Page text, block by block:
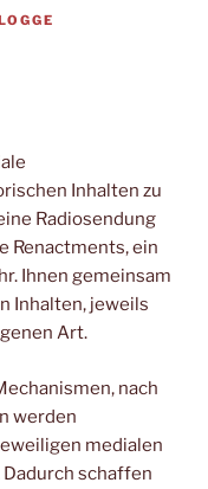
Inhalten zu
Radiosendung
Renactments, ein
Ihnen gemeinsam
Inhalten, jeweils
Art.
nach
werden
medialen
schaffen